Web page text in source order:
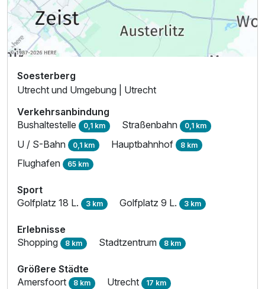
Einzelzimmer Premium
1 Erwachsenen und 1 Kind
Soesterberg
Utrecht und Umgebung | Utrecht
Verkehrsanbindung
Bushaltestelle 0,1 km Straßenbahn 0,1 km
U / S-Bahn 0,1 km Hauptbahnhof 8 km
Flughafen 65 km
Sport
Golfplatz 18 L. 3 km Golfplatz 9 L. 3 km
Erlebnisse
Shopping 8 km Stadtzentrum 8 km
Größere Städte
Amersfoort 8 km Utrecht 17 km